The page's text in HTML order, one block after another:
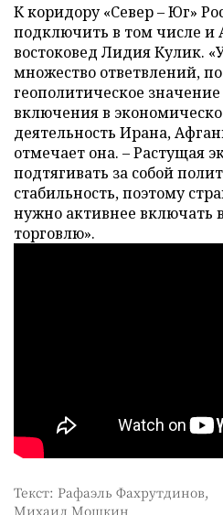
К коридору «Север – Юг»
подключить в том числе и
востоковед Лидия Кулик.
множество ответвлений,
геополитическое
включения в
деятельность Ирана,
отмечает она. – Растущая
подтягивать за собой
стабильность, поэтому
нужно активнее включать
торговлю».
Текст: Рафаэль Фахрутдинов,
Михаил Мошкин